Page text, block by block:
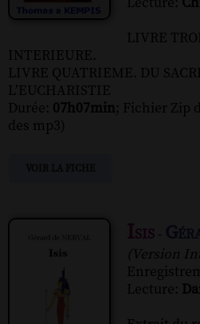
LIVRE
INTERIEURE.
LIVRE QUATRIEME. DU
L’EUCHARISTIE
Durée: 07h07min; Fichier Zip
des mp3)
Isis -
(Version
Lecture: